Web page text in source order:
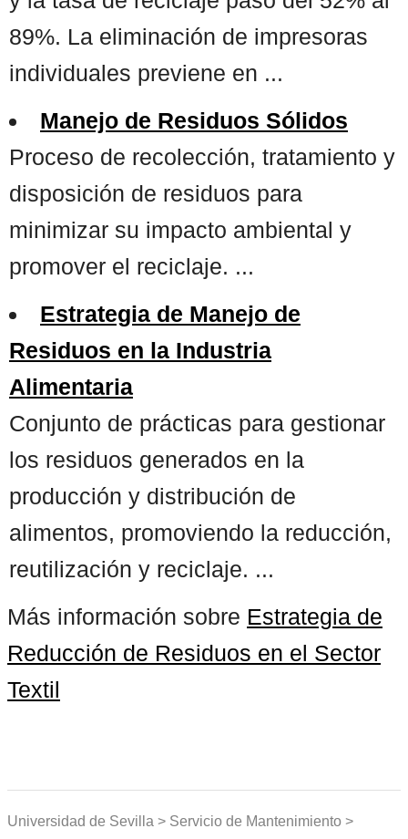
89%. La eliminación de impresoras
individuales previene en ...
Manejo de Residuos Sólidos
Proceso de recolección, tratamiento y
disposición de residuos para
minimizar su impacto ambiental y
promover el reciclaje. ...
Estrategia de Manejo de
Residuos en la Industria
Alimentaria
Conjunto de prácticas para gestionar
los residuos generados en la
producción y distribución de
alimentos, promoviendo la reducción,
reutilización y reciclaje. ...
Más información sobre Estrategia de
Reducción de Residuos en el Sector
Textil
Universidad de Sevilla > Servicio de Mantenimiento >